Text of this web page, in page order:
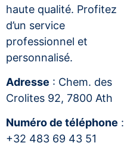
haute qualité. Profitez
d’un service
professionnel et
personnalisé.
Adresse : Chem. des
Crolites 92, 7800 Ath
Numéro de téléphone :
+32 483 69 43 51